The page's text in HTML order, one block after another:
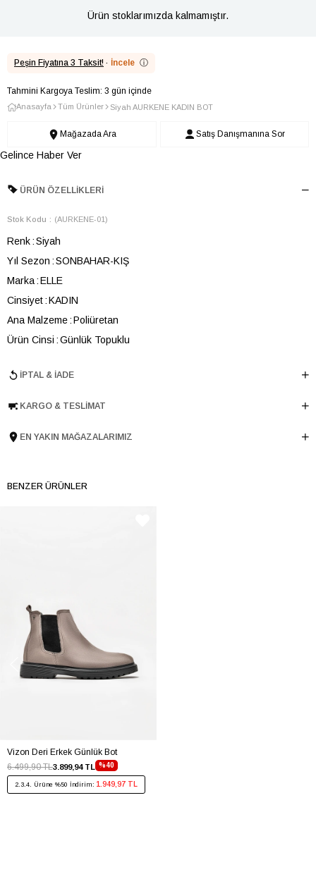
Ürün stoklarımızda kalmamıştır.
Peşin Fiyatına 3 Taksit! · İncele ⓘ
Tahmini Kargoya Teslim: 3 gün içinde
Anasayfa Tüm Ürünler Siyah AURKENE KADIN BOT
Mağazada Ara Satış Danışmanına Sor
Gelince Haber Ver
ÜRÜN ÖZELLIKLERI
Stok Kodu (AURKENE-01)
Renk Siyah
Yıl Sezon SONBAHAR-KIŞ
Marka ELLE
Cinsiyet KADIN
Ana Malzeme Poliüretan
Ürün Cinsi Günlük Topuklu
Ürün Grubu BOT
İPTAL & İADE
KARGO & TESLIMAT
EN YAKIN MAĞAZALARIMIZ
BENZER ÜRÜNLER
Vizon Deri Erkek Günlük Bot
%40
3.899,94 TL
6.499,90 TL
2.3.4. Ürüne %50 İndirim: 1.949,97 TL